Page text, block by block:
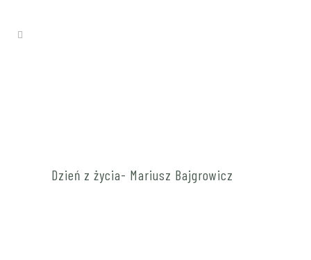
Dzień z życia- Mariusz Bajgrowicz